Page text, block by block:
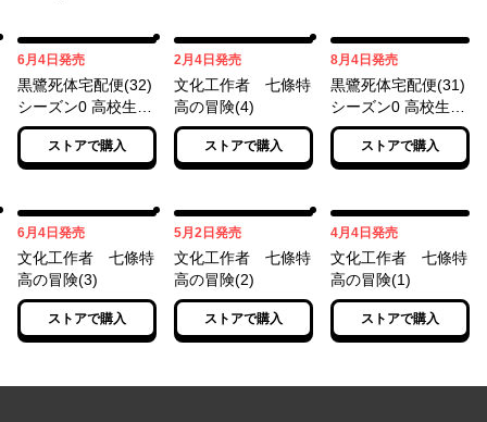
6月4日 06月04日
発売
黒鷺死体宅配便(32)
シーズン0 高校生編
(４)
ストアで購入
2月4日 02月04日
発売
文化工作者 七條特
高の冒険(4)
ストアで購入
8月4日 08月04日
発売
黒鷺死体宅配便(31)
シーズン0 高校生編
(３)
ストアで購入
6月4日 06月04日
発売
文化工作者 七條特
高の冒険(3)
ストアで購入
5月2日 05月02日
発売
文化工作者 七條特
高の冒険(2)
ストアで購入
4月4日 04月04日
発売
文化工作者 七條特
高の冒険(1)
ストアで購入